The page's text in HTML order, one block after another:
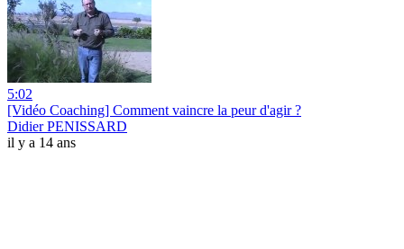
5:02
[Vidéo Coaching] Comment vaincre la peur d'agir ?
Didier PENISSARD
il y a 14 ans